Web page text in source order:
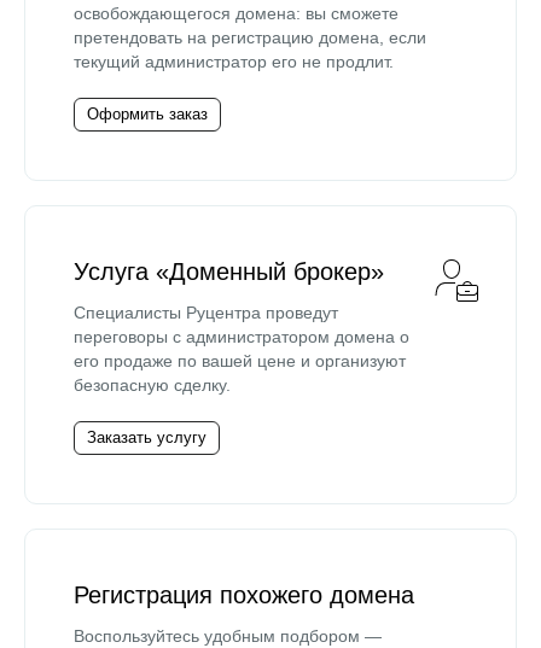
освобождающегося домена: вы сможете
претендовать на регистрацию домена, если
текущий администратор его не продлит.
Оформить заказ
Услуга «Доменный брокер»
Специалисты Руцентра проведут
переговоры с администратором домена о
его продаже по вашей цене и организуют
безопасную сделку.
Заказать услугу
Регистрация похожего домена
Воспользуйтесь удобным подбором —